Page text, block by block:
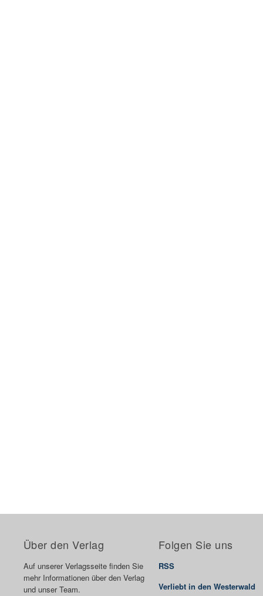
Über den Verlag
Auf unserer Verlagsseite finden Sie
mehr Informationen über den Verlag
und unser Team.
Folgen Sie uns
RSS
Verliebt in den Westerwald